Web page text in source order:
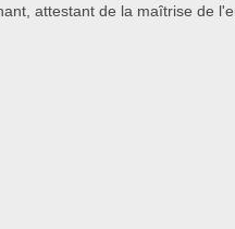
attestant de la maîtrise de